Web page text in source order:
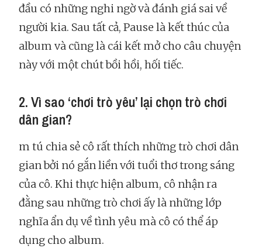
đầu có những nghi ngờ và đánh giá sai về
người kia. Sau tất cả, Pause là kết thúc của
album và cũng là cái kết mở cho câu chuyện
này với một chút bồi hồi, hối tiếc.
2. Vì sao ‘chơi trò yêu’ lại chọn trò chơi
dân gian?
m tú chia sẻ cô rất thích những trò chơi dân
gian bởi nó gắn liền với tuổi thơ trong sáng
của cô. Khi thực hiện album, cô nhận ra
đằng sau những trò chơi ấy là những lớp
nghĩa ẩn dụ về tình yêu mà cô có thể áp
dụng cho album.